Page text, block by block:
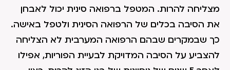
מצליחה להרות. המטפל ברפואה סינית יכול לאבחן
את הסיבה בכלים של הרפואה הסינית ולטפל באישה.
כך שבמקרים שבהם הרפואה המערבית לא הצליחה
להצביע על הסיבה המדויקת לבעיית הפוריות, אפילו